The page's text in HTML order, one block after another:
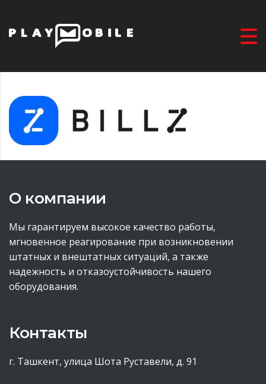
О компании
Мы гарантируем высокое качество работы,
мгновенное реагирование при возникновении
штатных и внештатных ситуаций, а также
надежность и отказоустойчивость нашего
оборудования.
Контакты
г. Ташкент, улица Шота Руставели, д. 91